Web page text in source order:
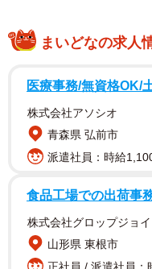
あまりにショックを受けて
まいどなの求人
医療事務/無資格OK/
株式会社アソシオ
青森県 弘前市
派遣社員：時給
食品工場での出荷事
株式会社グロップジョ
山形県 東根市